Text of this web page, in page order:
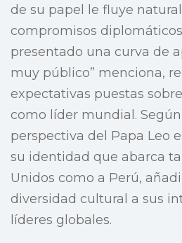
de su papel le fluye
compromisos
presentado una curva de
muy público” menciona,
expectativas puestas
como líder mundial. Según
perspectiva del Papa Leo
su identidad que abarca
Unidos como a Perú,
diversidad cultural a sus
líderes globales.